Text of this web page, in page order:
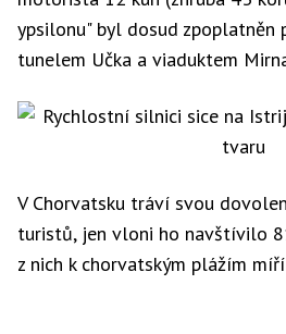
ypsilonu" byl dosud zpoplatněn
tunelem Učka a viaduktem
V Chorvatsku tráví svou
turistů, jen vloni ho navštívilo
z nich k chorvatským plážím